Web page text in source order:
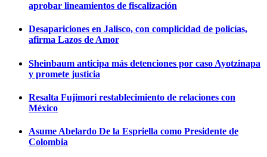
aprobar lineamientos de fiscalización
Desapariciones en Jalisco, con complicidad de policías,
afirma Lazos de Amor
Sheinbaum anticipa más detenciones por caso Ayotzinapa
y promete justicia
Resalta Fujimori restablecimiento de relaciones con
México
Asume Abelardo De la Espriella como Presidente de
Colombia